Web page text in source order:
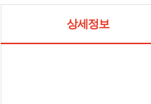
상세정보